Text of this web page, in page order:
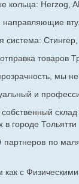
кольца: Herzog,
система:
товаров
мы не
и
в городе Тольятти
по
как с